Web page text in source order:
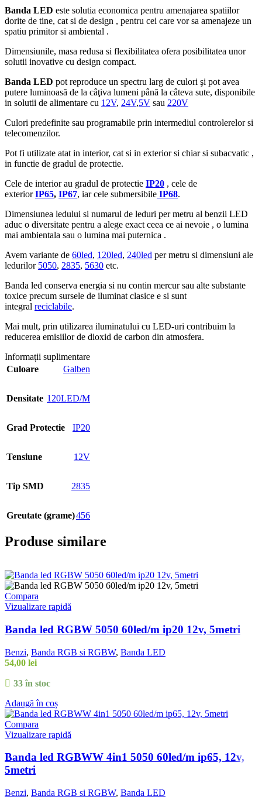
Banda LED este solutia economica pentru amenajarea spatiilor
dorite de tine, cat si de design , pentru cei care vor sa amenajeze un
spatiu primitor si ambiental .
Dimensiunile, masa redusa si flexibilitatea ofera posibilitatea unor
solutii inovative cu design compact.
Banda LED pot reproduce un spectru larg de culori şi pot avea
putere luminoasă de la câţiva lumeni până la câteva sute, disponibile
in solutii de alimentare cu 12V, 24V,5V sau 220V
Culori predefinite sau programabile prin intermediul controlerelor si
telecomenzilor.
Pot fi utilizate atat in interior, cat si in exterior si chiar si subacvatic ,
in functie de gradul de protectie.
Cele de interior au gradul de protectie IP20 , cele de
exteriorIP65, IP67, iar cele submersibile IP68.
Dimensiunea ledului si numarul de leduri per metru al benzii LED
aduc o diversitate pentru a alege exact ceea ce ai nevoie , o lumina
mai ambientala sau o lumina mai puternica .
Avem variante de 60led, 120led, 240led per metru si dimensiuni ale
ledurilor 5050, 2835, 5630 etc.
Banda led conserva energia si nu contin mercur sau alte substante
toxice precum sursele de iluminat clasice e si sunt
integral reciclabile.
Mai mult, prin utilizarea iluminatului cu LED-uri contribuim la
reducerea emisiilor de dioxid de carbon din atmosfera.
Informații suplimentare
Culoare
Galben
Densitate 120LED/M
Grad Protectie IP20
Tensiune 12V
Tip SMD 2835
Greutate (grame)456
Produse similare
Compara
Vizualizare rapidă
Banda led RGBW 5050 60led/m ip20 12v, 5metri
Benzi, Banda RGB si RGBW, Banda LED
54,00 lei
33 în stoc
Adaugă în coș
Compara
Vizualizare rapidă
Banda led RGBWW 4in1 5050 60led/m ip65, 12v,
5metri
Benzi, Banda RGB si RGBW, Banda LED